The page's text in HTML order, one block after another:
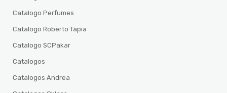
Catalogo Perfumes
Catalogo Roberto Tapia
Catalogo SCPakar
Catalogos
Catalogos Andrea